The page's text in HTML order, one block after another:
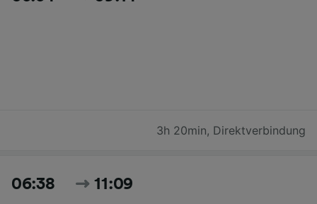
3h 20min, Direktverbindung
06:38 11:09